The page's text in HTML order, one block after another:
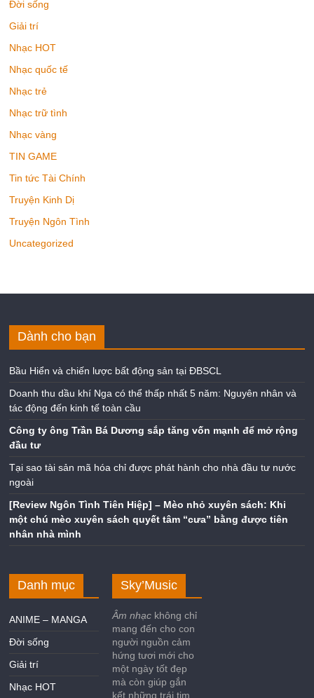
Đời sống
Giải trí
Nhạc HOT
Nhạc quốc tế
Nhạc trẻ
Nhạc trữ tình
Nhạc vàng
TIN GAME
Tin tức Tài Chính
Truyện Kinh Dị
Truyện Ngôn Tình
Uncategorized
Dành cho bạn
Bầu Hiển và chiến lược bất động sản tại ĐBSCL
Doanh thu dầu khí Nga có thể thấp nhất 5 năm: Nguyên nhân và
tác động đến kinh tế toàn cầu
Công ty ông Trần Bá Dương sắp tăng vốn mạnh để mở rộng
đầu tư
Tại sao tài sản mã hóa chỉ được phát hành cho nhà đầu tư nước
ngoài
[Review Ngôn Tình Tiên Hiệp] – Mèo nhỏ xuyên sách: Khi
một chú mèo xuyên sách quyết tâm “cưa” bằng được tiên
nhân nhà mình
Danh mục
ANIME – MANGA
Đời sống
Giải trí
Nhạc HOT
Sky’Music
Âm nhạc không chỉ
mang đến cho con
người nguồn cảm
hứng tươi mới cho
một ngày tốt đẹp
mà còn giúp gắn
kết những trái tim